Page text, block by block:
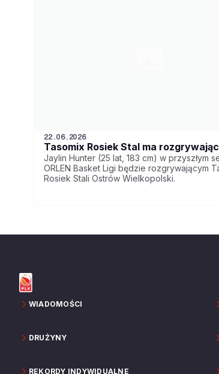
22.06.2026
Tasomix Rosiek Stal ma
Jaylin Hunter (25 lat, 183 cm) w przyszłym
ORLEN Basket Ligi będzie rozgrywającym
Rosiek Stali Ostrów Wielkopolski.
WIADOMOŚCI
DRUŻYNY
REKORDY INDYWIDUALNE